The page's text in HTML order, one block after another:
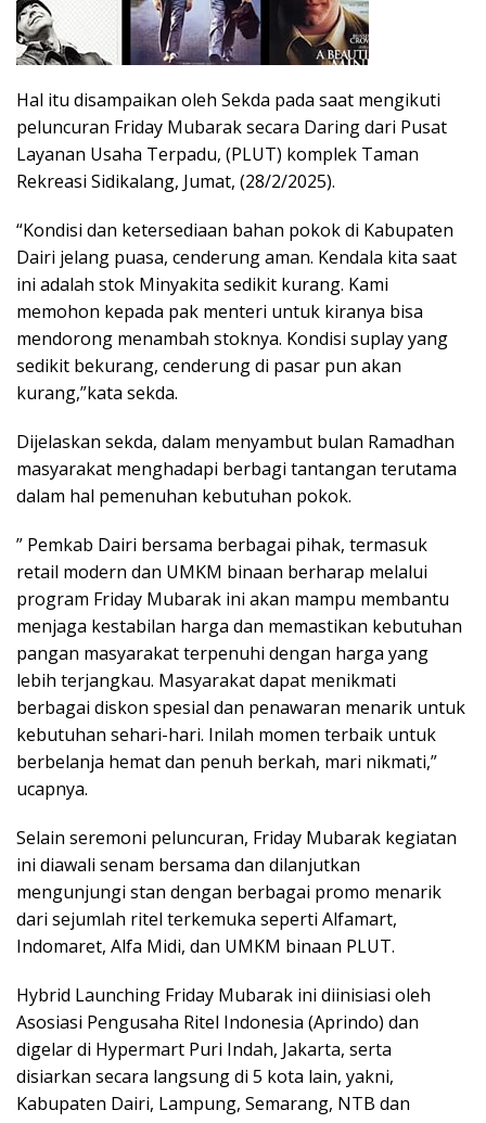
Hal itu disampaikan oleh Sekda pada saat mengikuti
peluncuran Friday Mubarak secara Daring dari Pusat
Layanan Usaha Terpadu, (PLUT) komplek Taman
Rekreasi Sidikalang, Jumat, (28/2/2025).
“Kondisi dan ketersediaan bahan pokok di Kabupaten
Dairi jelang puasa, cenderung aman. Kendala kita saat
ini adalah stok Minyakita sedikit kurang. Kami
memohon kepada pak menteri untuk kiranya bisa
mendorong menambah stoknya. Kondisi suplay yang
sedikit bekurang, cenderung di pasar pun akan
kurang,”kata sekda.
Dijelaskan sekda, dalam menyambut bulan Ramadhan
masyarakat menghadapi berbagi tantangan terutama
dalam hal pemenuhan kebutuhan pokok.
” Pemkab Dairi bersama berbagai pihak, termasuk
retail modern dan UMKM binaan berharap melalui
program Friday Mubarak ini akan mampu membantu
menjaga kestabilan harga dan memastikan kebutuhan
pangan masyarakat terpenuhi dengan harga yang
lebih terjangkau. Masyarakat dapat menikmati
berbagai diskon spesial dan penawaran menarik untuk
kebutuhan sehari-hari. Inilah momen terbaik untuk
berbelanja hemat dan penuh berkah, mari nikmati,”
ucapnya.
Selain seremoni peluncuran, Friday Mubarak kegiatan
ini diawali senam bersama dan dilanjutkan
mengunjungi stan dengan berbagai promo menarik
dari sejumlah ritel terkemuka seperti Alfamart,
Indomaret, Alfa Midi, dan UMKM binaan PLUT.
Hybrid Launching Friday Mubarak ini diinisiasi oleh
Asosiasi Pengusaha Ritel Indonesia (Aprindo) dan
digelar di Hypermart Puri Indah, Jakarta, serta
disiarkan secara langsung di 5 kota lain, yakni,
Kabupaten Dairi, Lampung, Semarang, NTB dan